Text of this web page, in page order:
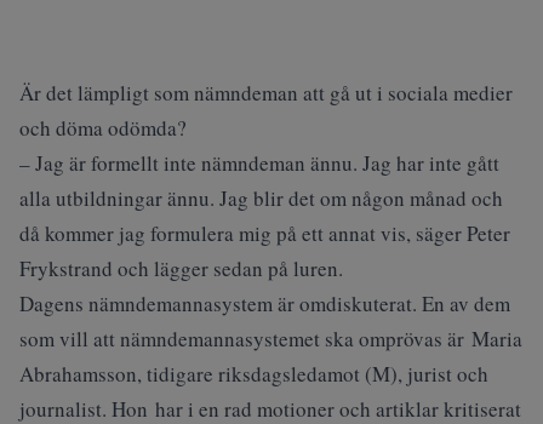
Är det lämpligt som nämndeman att gå ut i sociala medier
och döma odömda?
– Jag är formellt inte nämndeman ännu. Jag har inte gått
alla utbildningar ännu. Jag blir det om någon månad och
då kommer jag formulera mig på ett annat vis, säger Peter
Frykstrand och lägger sedan på luren.
Dagens nämndemannasystem är omdiskuterat. En av dem
som vill att nämndemannasystemet ska omprövas är Maria
Abrahamsson, tidigare riksdagsledamot (M), jurist och
journalist. Hon har i en rad motioner och artiklar kritiserat